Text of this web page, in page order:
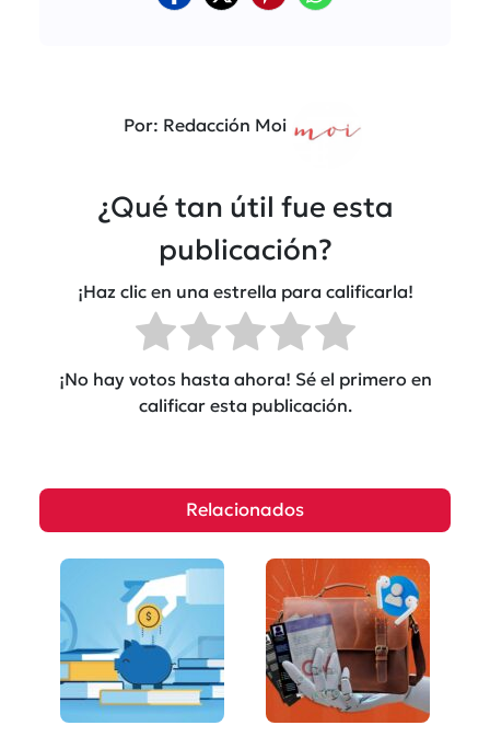
Por: Redacción Moi
¿Qué tan útil fue esta
publicación?
¡Haz clic en una estrella para calificarla!
¡No hay votos hasta ahora! Sé el primero en
calificar esta publicación.
Relacionados